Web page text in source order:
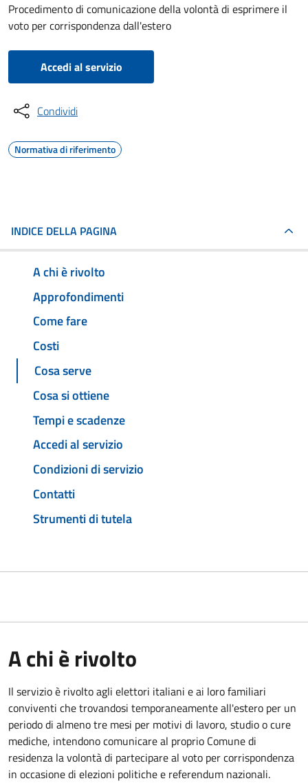
Procedimento di comunicazione della volontà di esprimere il
voto per corrispondenza dall'estero
Accedi al servizio
Condividi
Normativa di riferimento
INDICE DELLA PAGINA
A chi è rivolto
Approfondimenti
Come fare
Costi
Cosa serve
Cosa si ottiene
Tempi e scadenze
Accedi al servizio
Condizioni di servizio
Contatti
Strumenti di tutela
A chi è rivolto
Il servizio è rivolto agli elettori italiani e ai loro familiari
conviventi che trovandosi temporaneamente all'estero per un
periodo di almeno tre mesi per motivi di lavoro, studio o cure
mediche, intendono comunicare al proprio Comune di
residenza la volontà di partecipare al voto per corrispondenza
in occasione di elezioni politiche e referendum nazionali.